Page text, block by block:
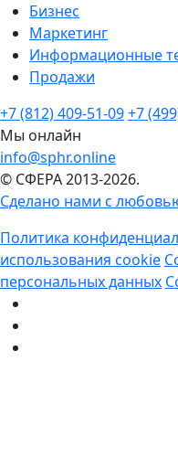
Бизнес
Маркетинг
Информационные
Продажи
+7 (812) 409-51-09+7
Мы онлайн
info@sphr.online
© СФЕРА 2013-2026.
Сделано нами с
Политика
использования cookie
персональных данных